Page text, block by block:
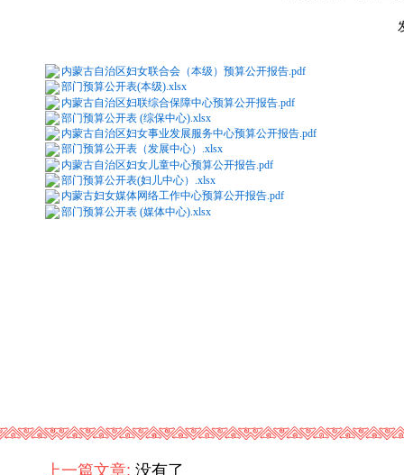
内蒙古自治区妇女联合会（本级）预算公开报告.pdf
部门预算公开表(本级).xlsx
内蒙古自治区妇联综合保障中心预算公开报告.pdf
部门预算公开表 (综保中心).xlsx
内蒙古自治区妇女事业发展服务中心预算公开报告.pdf
部门预算公开表（发展中心）.xlsx
内蒙古自治区妇女儿童中心预算公开报告.pdf
部门预算公开表(妇儿中心）.xlsx
内蒙古妇女媒体网络工作中心预算公开报告.pdf
部门预算公开表 (媒体中心).xlsx
上一篇文章: 没有了